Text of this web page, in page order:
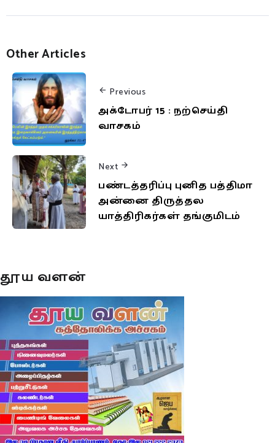
Other Articles
Previous
அக்டோபர் 15 : நற்செய்தி
வாசகம்
Next
பண்டத்தரிப்பு புனித பத்திமா
அன்னை திருத்தல
யாத்திரிகர்கள் தங்குமிடம்
தூய வளன்